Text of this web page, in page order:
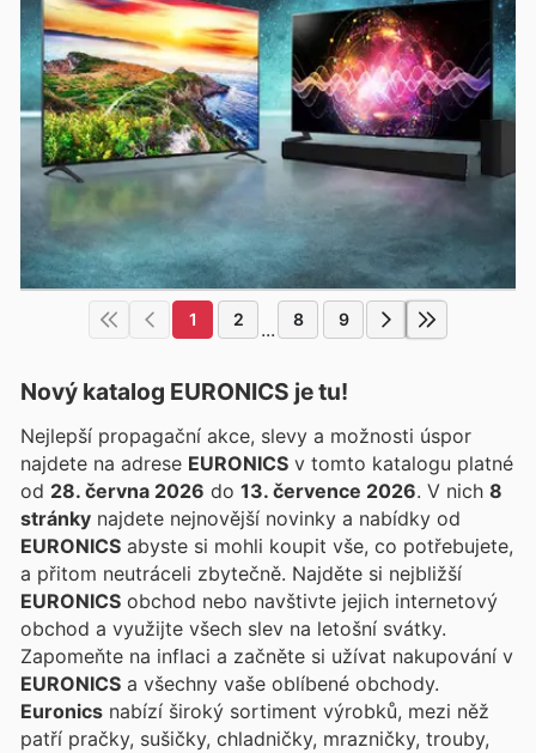
1 2 ... 8 9
Nový katalog EURONICS je tu!
Nejlepší propagační akce, slevy a možnosti úspor
najdete na adrese EURONICS v tomto katalogu platné
od 28. června 2026 do 13. července 2026 . V nich 8
stránky najdete nejnovější novinky a nabídky od
EURONICS abyste si mohli koupit vše, co potřebujete,
a přitom neutráceli zbytečně. Najděte si nejbližší
EURONICS obchod nebo navštivte jejich internetový
obchod a využijte všech slev na letošní svátky.
Zapomeňte na inflaci a začněte si užívat nakupování v
EURONICS a všechny vaše oblíbené obchody.
Euronics nabízí široký sortiment výrobků, mezi něž
patří pračky, sušičky, chladničky, mrazničky, trouby,